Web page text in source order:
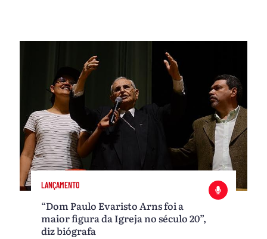
LANÇAMENTO
“Dom Paulo Evaristo Arns foi a
maior figura da Igreja no século 20”,
diz biógrafa